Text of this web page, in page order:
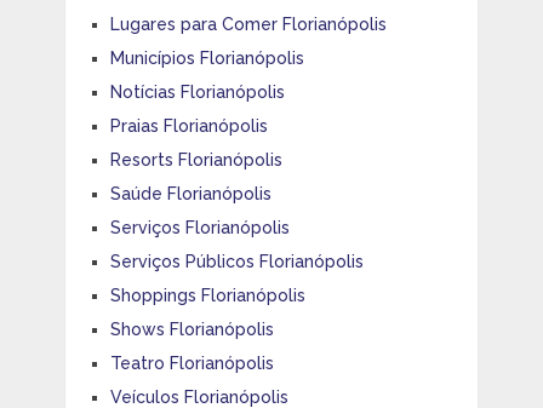
Lugares para Comer Florianópolis
Municípios Florianópolis
Notícias Florianópolis
Praias Florianópolis
Resorts Florianópolis
Saúde Florianópolis
Serviços Florianópolis
Serviços Públicos Florianópolis
Shoppings Florianópolis
Shows Florianópolis
Teatro Florianópolis
Veículos Florianópolis